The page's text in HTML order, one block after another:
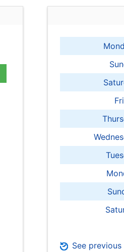
See previous